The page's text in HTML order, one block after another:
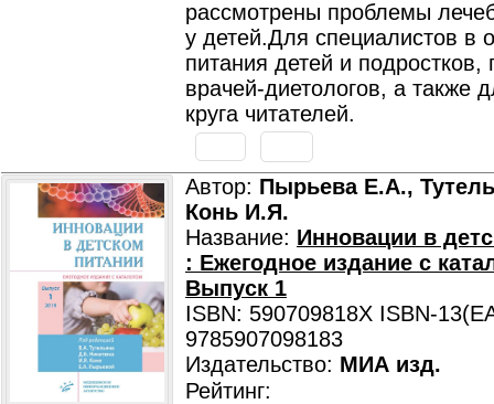
рассмотрены проблемы
у детей.Для специалистов в
питания детей и подростков,
врачей-диетологов, а также
круга читателей.
Автор: Пырьева Е.А.,
Конь И.Я.
Название: Инновации в
: Ежегодное издание с
Выпуск 1
ISBN: 590709818X ISBN-
9785907098183
Издательство: МИА изд.
Рейтинг: